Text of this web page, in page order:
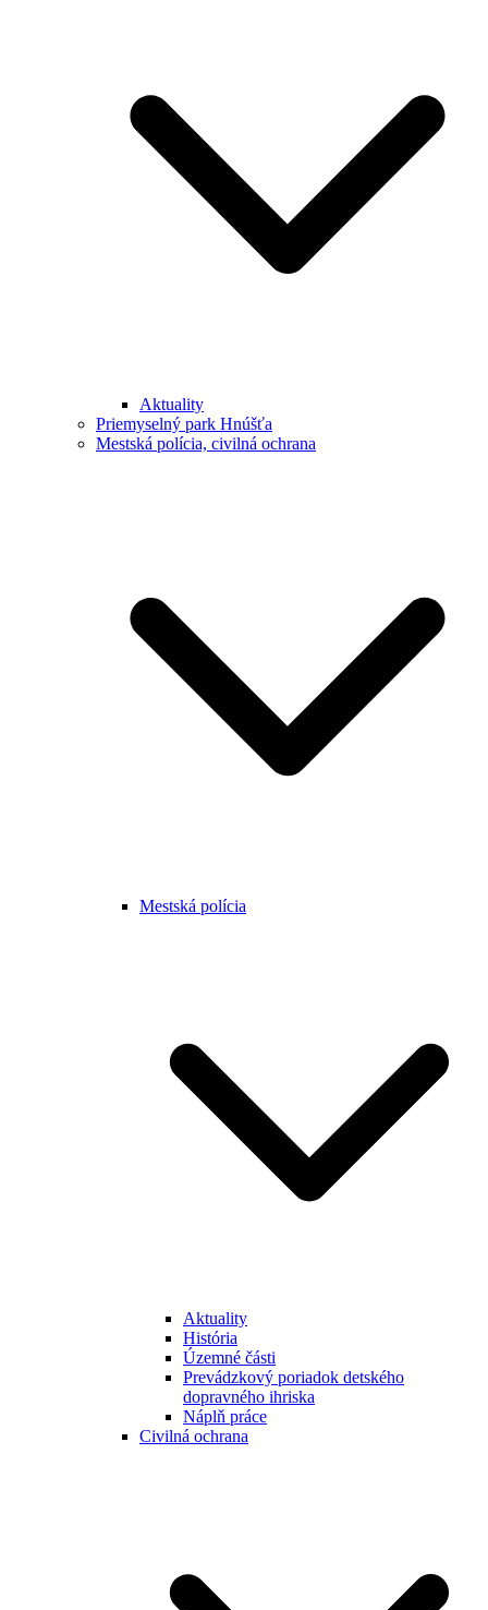
Aktuality
Priemyselný park Hnúšťa
Mestská polícia, civilná ochrana
Mestská polícia
Aktuality
História
Územné části
Prevádzkový poriadok detského
dopravného ihriska
Náplň práce
Civilná ochrana